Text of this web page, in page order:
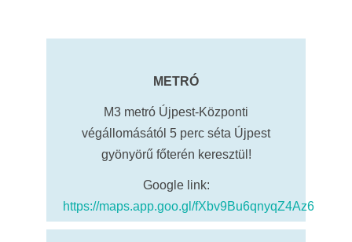
METRÓ
M3 metró Újpest-Központi
végállomásától 5 perc séta Újpest
gyönyörű főterén keresztül!
Google link:
https://maps.app.goo.gl/fXbv9Bu6qnyqZ4Az6